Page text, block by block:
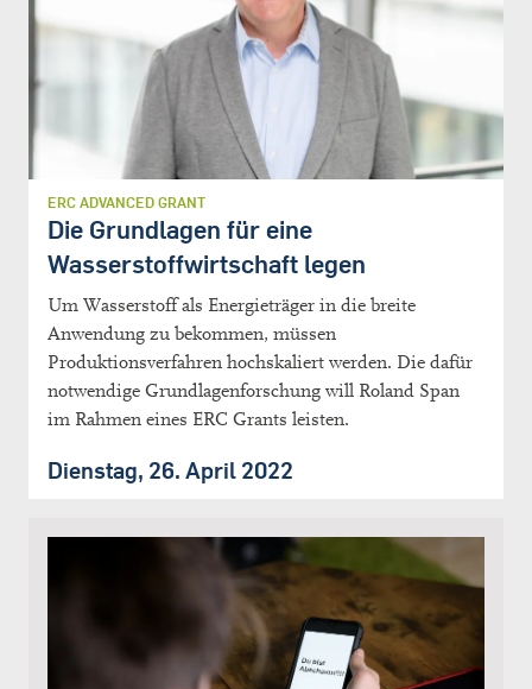
ERC ADVANCED GRANT
Die Grundlagen für eine
Wasserstoffwirtschaft legen
Um Wasserstoff als Energieträger in die breite
Anwendung zu bekommen, müssen
Produktionsverfahren hochskaliert werden. Die dafür
notwendige Grundlagenforschung will Roland Span
im Rahmen eines ERC Grants leisten.
Dienstag, 26. April 2022